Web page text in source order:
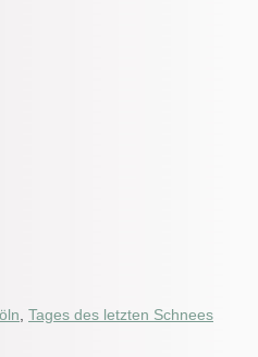
Tages des letzten Schnees